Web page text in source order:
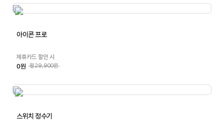
아이콘 프로
제휴카드 할인 시
0원 월29,900원
스위치 정수기